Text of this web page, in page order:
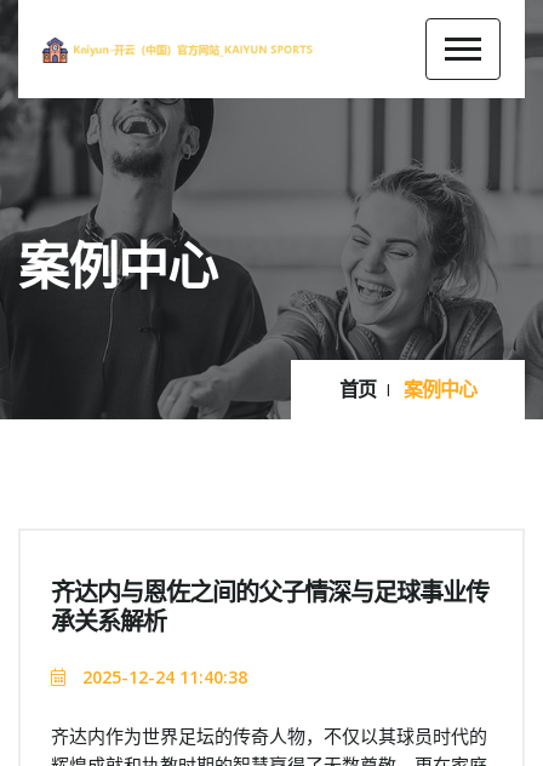
案例中心
首页 案例中心
齐达内与恩佐之间的父子情深与足球事业传
承关系解析
2025-12-24 11:40:38
齐达内作为世界足坛的传奇人物，不仅以其球员时代的